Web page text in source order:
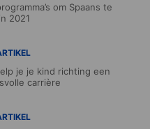
om Spaans te
2021
je je kind richting een
carrière